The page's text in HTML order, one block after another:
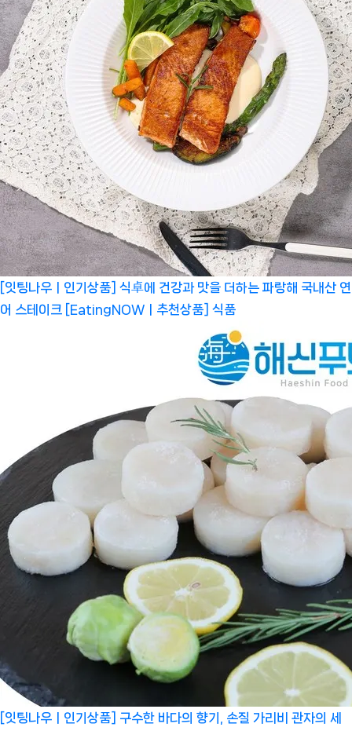
[잇팅나우ㅣ인기상품] 식卓에 건강과 맛을 더하는 파랑해 국내산 연
어 스테이크 [EatingNOWㅣ추천상품] 식품
[잇팅나우ㅣ인기상품] 구수한 바다의 향기, 손질 가리비 관자의 세